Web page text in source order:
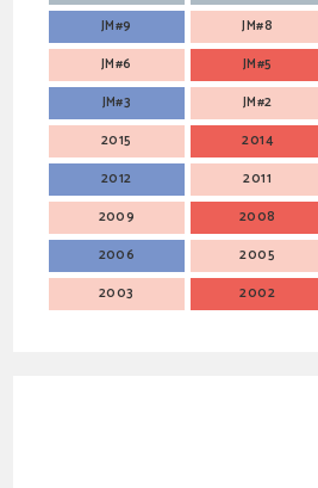
JM#9
JM#8
JM#6
JM#5
JM#3
JM#2
2015
2014
2012
2011
2009
2008
2006
2005
2003
2002